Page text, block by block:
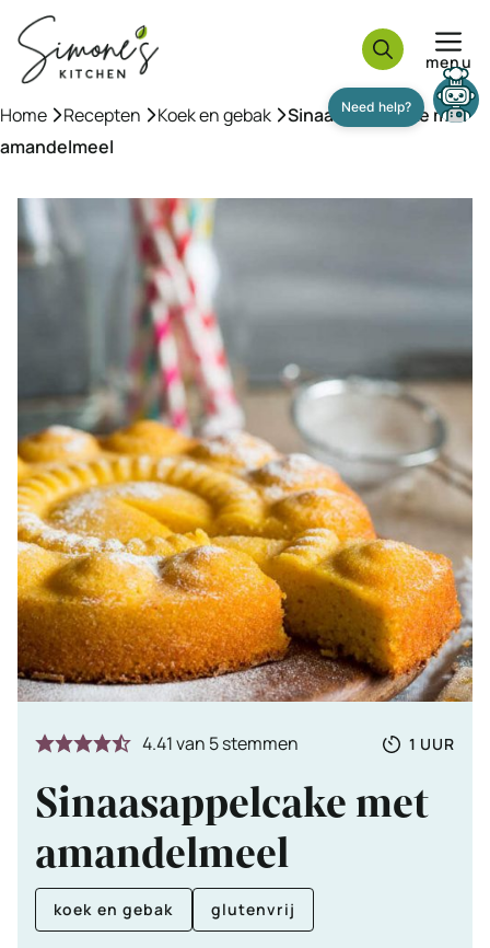
naar
inhoud
menu
Home »Recepten »Koek en gebak »Sinaasappelcake met
amandelmeel
4.41van 5stemmen
Totale
1 UUR
UUR
Sinaasappelcake met
amandelmeel
koek en gebak glutenvrij